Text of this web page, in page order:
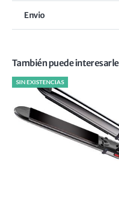
Envio
También puede interesarle
SIN EXISTENCIAS